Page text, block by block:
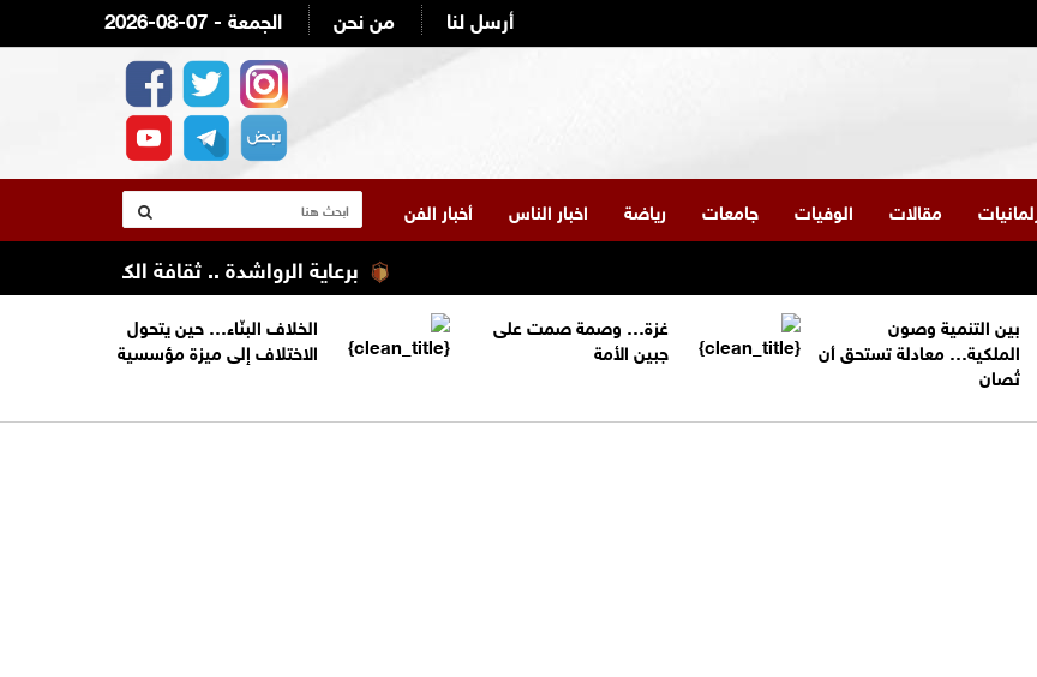
2026-08-07 - الجمعة من نحن أرسل لنا
مقالات الوفيات جامعات رياضة اخبار الناس أخبار الفن
برعاية الرواشدة .. ثقافة الكرك تنظم
بين التنمية وصون
الملكية… معادلة تستحق أن
تُصان
غزة… وصمة صمت على
جبين الأمة
الخلاف البنّاء… حين يتحول
الاختلاف إلى ميزة مؤسسية